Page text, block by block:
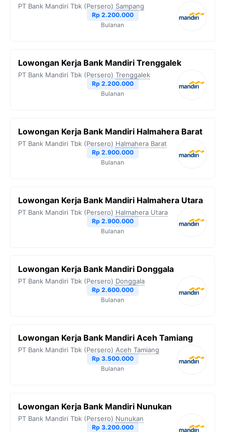
PT Bank Mandiri Tbk (Persero) Sampang
Rp 2.200.000
Bulanan
Lowongan Kerja Bank Mandiri Trenggalek
PT Bank Mandiri Tbk (Persero) Trenggalek
Rp 2.200.000
Bulanan
Lowongan Kerja Bank Mandiri Halmahera Barat
PT Bank Mandiri Tbk (Persero) Halmahera Barat
Rp 2.900.000
Bulanan
Lowongan Kerja Bank Mandiri Halmahera Utara
PT Bank Mandiri Tbk (Persero) Halmahera Utara
Rp 2.900.000
Bulanan
Lowongan Kerja Bank Mandiri Donggala
PT Bank Mandiri Tbk (Persero) Donggala
Rp 2.600.000
Bulanan
Lowongan Kerja Bank Mandiri Aceh Tamiang
PT Bank Mandiri Tbk (Persero) Aceh Tamiang
Rp 3.500.000
Bulanan
Lowongan Kerja Bank Mandiri Nunukan
PT Bank Mandiri Tbk (Persero) Nunukan
Rp 3.200.000